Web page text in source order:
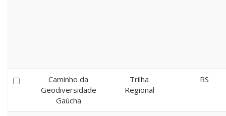
Caminho da
Geodiversidade
Gaúcha
Trilha
Regional
RS